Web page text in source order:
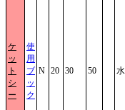
ケ
ッ
ト
シ
ー
使
用
ブ
ッ
ク
N 20 30 50 水